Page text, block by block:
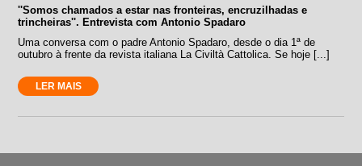
''Somos chamados a estar nas fronteiras, encruzilhadas e
trincheiras''. Entrevista com Antonio Spadaro
Uma conversa com o padre Antonio Spadaro, desde o dia 1ª de
outubro à frente da revista italiana La Civiltà Cattolica. Se hoje [...]
LER MAIS